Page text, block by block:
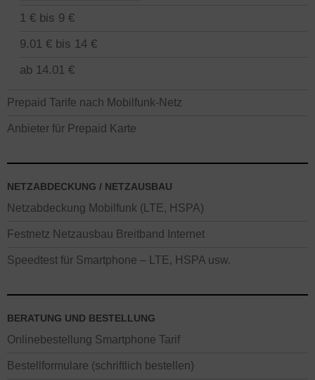
1 € bis 9 €
9.01 € bis 14 €
ab 14.01 €
Prepaid Tarife nach Mobilfunk-Netz
Anbieter für Prepaid Karte
NETZABDECKUNG / NETZAUSBAU
Netzabdeckung Mobilfunk (LTE, HSPA)
Festnetz Netzausbau Breitband Internet
Speedtest für Smartphone – LTE, HSPA usw.
BERATUNG UND BESTELLUNG
Onlinebestellung Smartphone Tarif
Bestellformulare (schriftlich bestellen)